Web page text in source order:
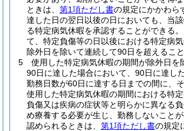
ときは、 第1項ただし書の規定にかかわら
達した日の翌日以後の日においても、当
る特定病気休暇を承認することができる。
て、特定負傷等の日以後における特定病気
除外日を除いて連続して90日を超えること
5
使用した特定病気休暇の期間が除外日を
90日に達した場合において、90日に達し
勤務日数が60日に達する日までの間に、
使用した特定病気休暇の期間における特
負傷又は疾病の症状等と明らかに異なる
め療養する必要が生じ、勤務しないこと
認められるときは、 第1項ただし書の規定